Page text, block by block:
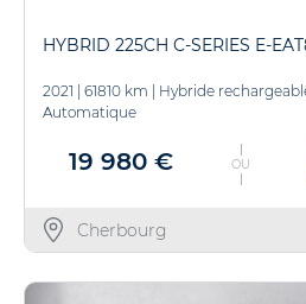
HYBRID 225CH C-SERIES E-
2021 | 61810 km | Hybride
Automatique
19 980 € OU
Cherbourg